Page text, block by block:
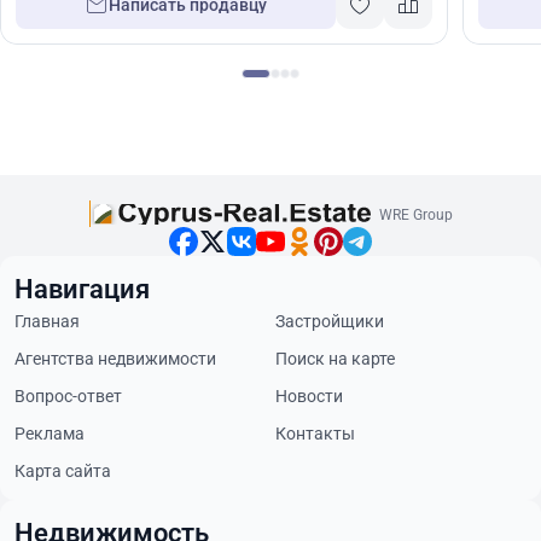
Написать продавцу
WRE Group
Навигация
Главная
Застройщики
Агентства недвижимости
Поиск на карте
Вопрос-ответ
Новости
Реклама
Контакты
Карта сайта
Недвижимость